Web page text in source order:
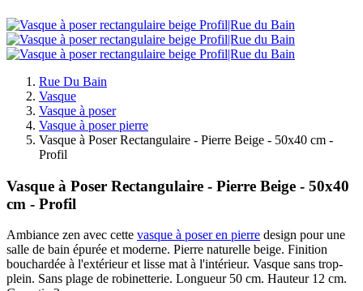
Rue Du Bain
Vasque
Vasque à poser
Vasque à poser pierre
Vasque à Poser Rectangulaire - Pierre Beige - 50x40 cm -
Profil
Vasque à Poser Rectangulaire - Pierre Beige - 50x40
cm - Profil
Ambiance zen avec cette vasque à poser en pierre design pour une
salle de bain épurée et moderne. Pierre naturelle beige. Finition
bouchardée à l'extérieur et lisse mat à l'intérieur. Vasque sans trop-
plein. Sans plage de robinetterie. Longueur 50 cm. Hauteur 12 cm.